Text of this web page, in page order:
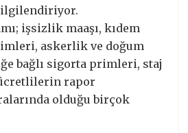
ilgilendiriyor.
işsizlik maaşı, kıdem
askerlik ve doğum
bağlı sigorta primleri, staj
rapor
olduğu birçok